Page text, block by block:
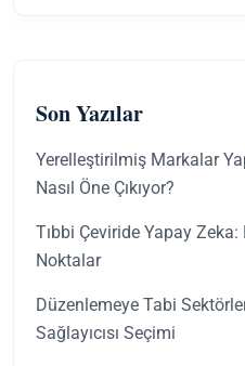
Son Yazılar
Yerelleştirilmiş Markalar
Nasıl Öne Çıkıyor?
Tıbbi Çeviride Yapay Zeka:
Noktalar
Düzenlemeye Tabi
Sağlayıcısı Seçimi